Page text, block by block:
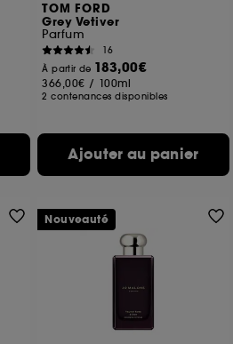
TOM FORD
Grey Vetiver
Parfum
16
À partir de 183,00€
366,00€ / 100ml
2 contenances disponibles
Ajouter au panier
Nouveauté